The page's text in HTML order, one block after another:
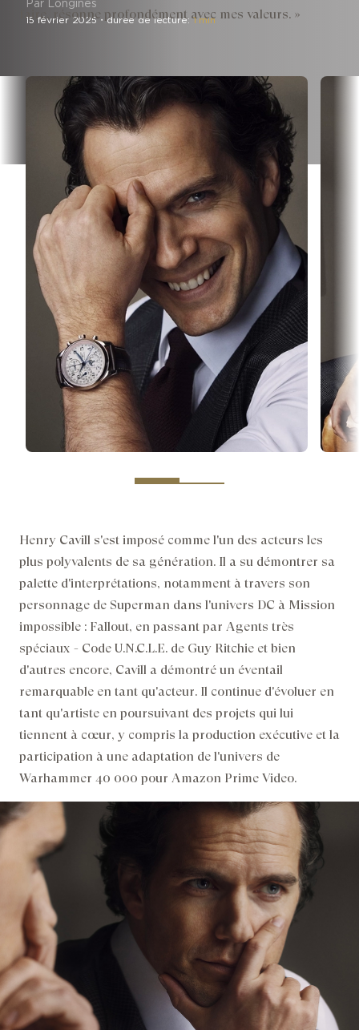
Par Longines
15 février 2025・durée de lecture:1 min
faire, résonne profondément avec mes valeurs. »
Henry Cavill s'est imposé comme l'un des acteurs les
plus polyvalents de sa génération. Il a su démontrer sa
palette d'interprétations, notamment à travers son
personnage de Superman dans l'univers DC à Mission
impossible : Fallout, en passant par Agents très
spéciaux - Code U.N.C.L.E. de Guy Ritchie et bien
d'autres encore, Cavill a démontré un éventail
remarquable en tant qu'acteur. Il continue d'évoluer en
tant qu'artiste en poursuivant des projets qui lui
tiennent à cœur, y compris la production exécutive et la
participation à une adaptation de l'univers de
Warhammer 40 000 pour Amazon Prime Video.